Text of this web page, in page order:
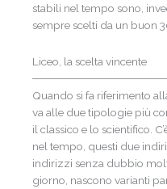
stabili nel tempo sono,
sempre scelti da un buon
Liceo, la scelta vincente
Quando si fa riferimento
va alle due tipologie più
il classico e lo scientifico.
nel tempo, questi due
indirizzi senza dubbio
giorno, nascono varianti